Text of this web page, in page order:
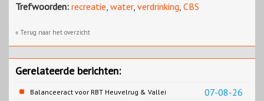
Trefwoorden: recreatie, water, verdrinking, CBS
« Terug naar het overzicht
Gerelateerde berichten:
07-08-26
Balanceeract voor RBT Heuvelrug & Vallei